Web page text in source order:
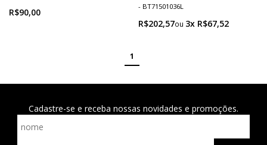
R$90,00
- BT71501036L
R$202,57 3x R$67,52
1
Cadastre-se e receba nossas novidades e promoções.